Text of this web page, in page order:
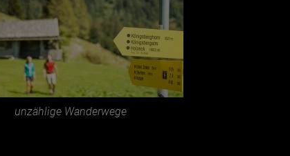
unzählige Wanderwege